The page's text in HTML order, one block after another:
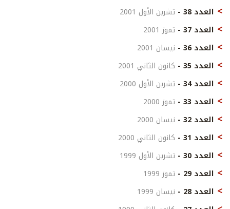
العدد 38 -
تشرين الأول 2001
العدد 37 -
تموز 2001
العدد 36 -
نيسان 2001
العدد 35 -
كانون الثاني 2001
العدد 34 -
تشرين الأول 2000
العدد 33 -
تموز 2000
العدد 32 -
نيسان 2000
العدد 31 -
كانون الثاني 2000
العدد 30 -
تشرين الأول 1999
العدد 29 -
تموز 1999
العدد 28 -
نيسان 1999